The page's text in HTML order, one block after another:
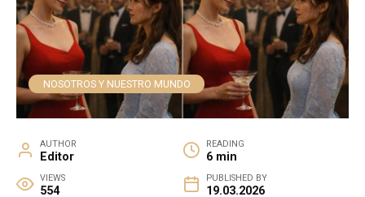
NOSOTROS Y NUESTRO MUNDO
AUTHOR
Editor
READING
6 min
VIEWS
554
PUBLISHED BY
19.03.2026